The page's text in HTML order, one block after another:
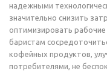
надежными
значительно снизить
оптимизировать
баристам
кофейных продуктов,
потребителями, не